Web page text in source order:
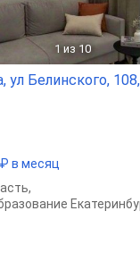
1 из 10
ул Белинского,
в месяц
,